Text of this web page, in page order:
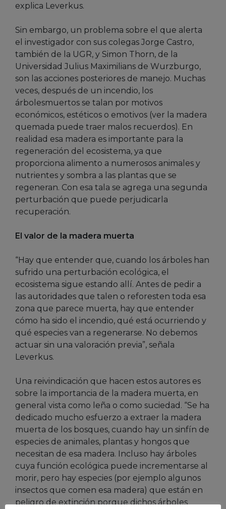
explica Leverkus.
Sin embargo, un problema sobre el que alerta
el investigador con sus colegas Jorge Castro,
también de la UGR, y Simon Thorn, de la
Universidad Julius Maximilians de Wurzburgo,
son las acciones posteriores de manejo. Muchas
veces, después de un incendio, los
árbolesmuertos se talan por motivos
económicos, estéticos o emotivos (ver la madera
quemada puede traer malos recuerdos). En
realidad esa madera es importante para la
regeneración del ecosistema, ya que
proporciona alimento a numerosos animales y
nutrientes y sombra a las plantas que se
regeneran. Con esa tala se agrega una segunda
perturbación que puede perjudicarla
recuperación.
El valor de la madera muerta
“Hay que entender que, cuando los árboles han
sufrido una perturbación ecológica, el
ecosistema sigue estando allí. Antes de pedir a
las autoridades que talen o reforesten toda esa
zona que parece muerta, hay que entender
cómo ha sido el incendio, qué está ocurriendo y
qué especies van a regenerarse. No debemos
actuar sin una valoración previa”, señala
Leverkus.
Una reivindicación que hacen estos autores es
sobre la importancia de la madera muerta, en
general vista como leña o como suciedad. “Se ha
dedicado mucho esfuerzo a extraer la madera
muerta de los bosques, cuando hay un sinfín de
especies de animales, plantas y hongos que
necesitan de esa madera. Incluso hay árboles
cuya función ecológica puede incrementarse al
morir, pero hay especies (por ejemplo algunos
insectos que comen esa madera) que están en
peligro de extinción porque dichos árboles